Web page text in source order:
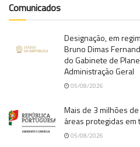
Comunicados
Designação, em
Bruno Dimas
do Gabinete de
Administração Geral
05/08/2026
Mais de 3 milhões
áreas protegidas em
05/08/2026